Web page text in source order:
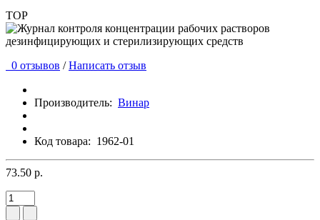
TOP
0 отзывов / Написать отзыв
Производитель: Винар
Код товара: 1962-01
73.50 р.